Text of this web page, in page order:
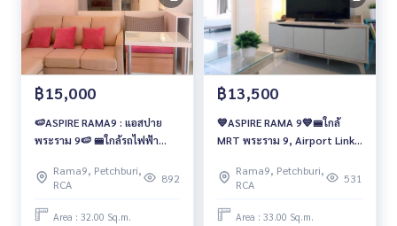
฿15,000
🍉ASPIRE RAMA9 : แอสปาย
พระราม 9🍉 🚝ใกล้รถไฟฟ้า
Link มักกะสัน 🔥1 ห้องนอน
Rama9, Petchburi,
RCA
892
Area : 32.00 Sq.m.
฿13,500
💙ASPIRE RAMA 9💙🚝ใกล้
MRT พระราม 9, Airport Link
เดือนRama9, Petchburi,
RCA
531
Area : 33.00 Sq.m.